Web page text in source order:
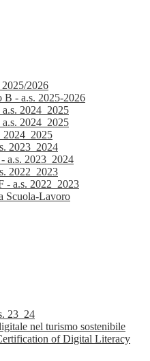
2026
- a.s. 2025-2026
2024_2025
2024_2025
2024_2025
2023_2024
a.s. 2023_2024
2022_2023
- a.s. 2022_2023
Scuola-Lavoro
23_24
nel turismo sostenibile
of Digital Literacy